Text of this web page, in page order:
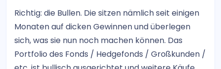
Richtig: die Bullen. Die sitzen nämlich seit einigen
Monaten auf dicken Gewinnen und überlegen
sich, was sie nun noch machen können. Das
Portfolio des Fonds / Hedgefonds / Großkunden /